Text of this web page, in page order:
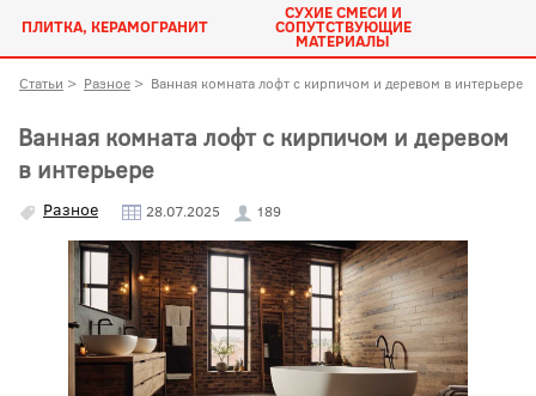
ПЛИТКА, КЕРАМОГРАНИТ
СУХИЕ СМЕСИ И
СОПУТСТВУЮЩИЕ
МАТЕРИАЛЫ
Статьи > Разное > Ванная комната лофт с кирпичом и деревом в интерьере
Ванная комната лофт с кирпичом и деревом
в интерьере
Разное 28.07.2025 189